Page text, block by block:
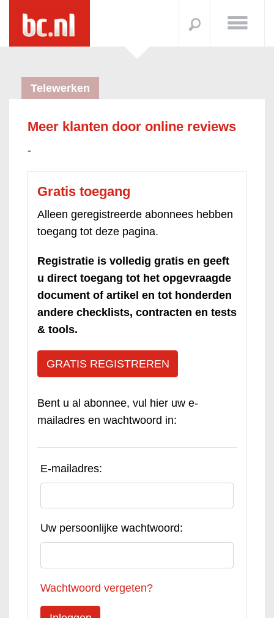
Telewerken
Meer klanten door online reviews
-
Gratis toegang
Alleen geregistreerde abonnees hebben
toegang tot deze pagina.
Registratie is volledig gratis en geeft
u direct toegang tot het opgevraagde
document of artikel en tot honderden
andere checklists, contracten en tests
& tools.
GRATIS REGISTREREN
Bent u al abonnee, vul hier uw e-
mailadres en wachtwoord in:
E-mailadres:
Uw persoonlijke wachtwoord:
Wachtwoord vergeten?